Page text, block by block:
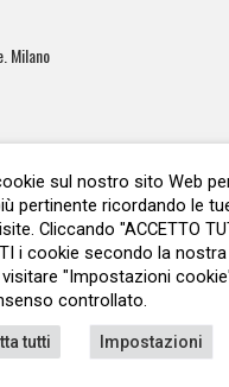
Milano
testata giornalistica
51/2016 Direttore
- Via Alessandria 88 00198
REA1135122 -
NOI PRIVACY POLICY
sul nostro sito Web
pertinente ricordando le
Cliccando "ACCETTO
i cookie secondo la nostra
"Impostazioni
controllato.
tutti Impostazioni